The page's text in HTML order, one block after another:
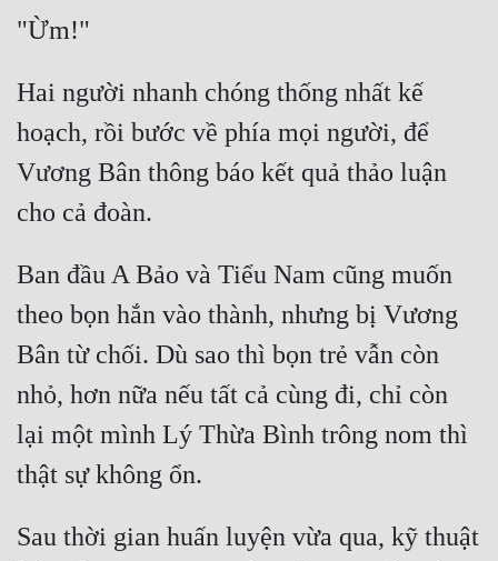
Hai người nhanh chóng thống nhất kế
hoạch, rồi bước về phía mọi người, để
Vương Bân thông báo kết quả thảo luận
Ban đầu A Bảo và Tiểu Nam cũng muốn
theo bọn hắn vào thành, nhưng bị Vương
Bân từ chối. Dù sao thì bọn trẻ vẫn còn
nhỏ, hơn nữa nếu tất cả cùng đi, chỉ còn
lại một mình Lý Thừa Bình trông nom thì
Sau thời gian huấn luyện vừa qua, kỹ thuật